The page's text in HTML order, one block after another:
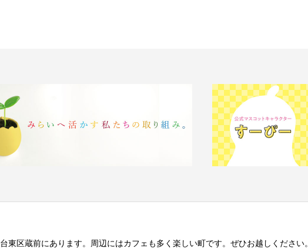
台東区蔵前にあります。周辺にはカフェも多く楽しい町です。ぜひお越しください。